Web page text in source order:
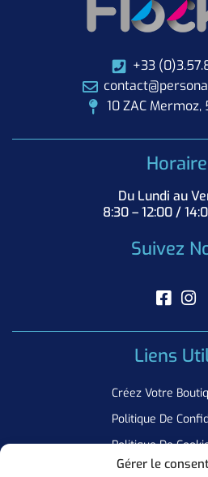
Gérer le
+33
10 ZAC
Du Lundi au
8:30 – 12:00 /
Suivez
Liens
Créez Votre
Politique De
Politique De